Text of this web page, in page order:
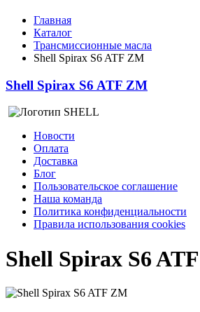
Главная
Каталог
Трансмиссионные масла
Shell Spirax S6 ATF ZM
Shell Spirax S6 ATF ZM
Новости
Оплата
Доставка
Блог
Пользовательское соглашение
Наша команда
Политика конфиденциальности
Правила использования cookies
Shell Spirax S6